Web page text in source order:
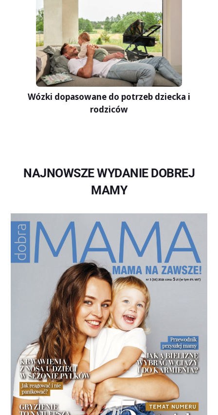
Wózki dopasowane do potrzeb dziecka i
rodziców
NAJNOWSZE WYDANIE DOBREJ
MAMY